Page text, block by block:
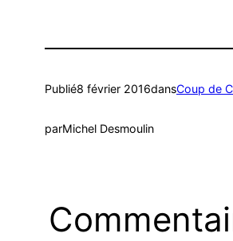
Publié8 février 2016dansCoup de
parMichel Desmoulin